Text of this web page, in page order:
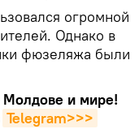
огромной
Однако в
фюзеляжа были
Молдове и мире!
Telegram>>>